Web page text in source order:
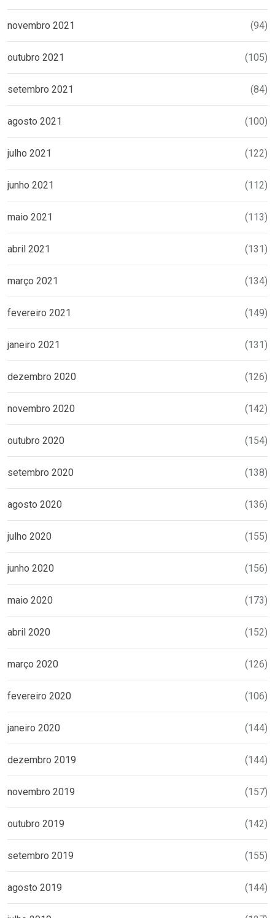
novembro 2021 (94)
outubro 2021 (105)
setembro 2021 (84)
agosto 2021 (100)
julho 2021 (122)
junho 2021 (112)
maio 2021 (113)
abril 2021 (131)
março 2021 (134)
fevereiro 2021 (149)
janeiro 2021 (131)
dezembro 2020 (126)
novembro 2020 (142)
outubro 2020 (154)
setembro 2020 (138)
agosto 2020 (136)
julho 2020 (155)
junho 2020 (156)
maio 2020 (173)
abril 2020 (152)
março 2020 (126)
fevereiro 2020 (106)
janeiro 2020 (144)
dezembro 2019 (144)
novembro 2019 (157)
outubro 2019 (142)
setembro 2019 (155)
agosto 2019 (144)